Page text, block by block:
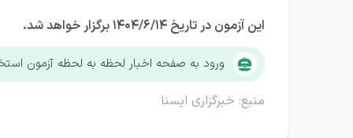
این آزمون در تاریخ ۱۴۰۴/۶/۱۴ برگزار خواهد شد.
ورود به صفحه اخبار لحظه به لحظه آزمون
منبع: خبرگزاری ایسنا